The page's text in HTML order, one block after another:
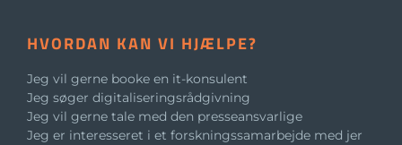
HVORDAN KAN VI HJÆLPE?
Jeg vil gerne booke en it-konsulent
Jeg søger digitaliseringsrådgivning
Jeg vil gerne tale med den presseansvarlige
Jeg er interesseret i et forskningssamarbejde med jer